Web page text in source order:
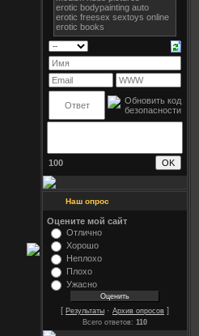
100
Наш опрос
Оцените мой сайт
Отлично
Хорошо
Неплохо
Плохо
Ужасно
[ Результаты · Архив опросов ]
Всего ответов: 110